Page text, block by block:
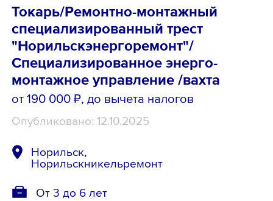
Токарь/Ремонтно-монтажный
специализированный трест
"Норильскэнергоремонт"/
Специализированное энерго-
монтажное управление /вахта
от 190 000 ₽, до вычета налогов
Опубликовано: 12.10.2025
Норильск,
Норильскникельремонт
От 3 до 6 лет